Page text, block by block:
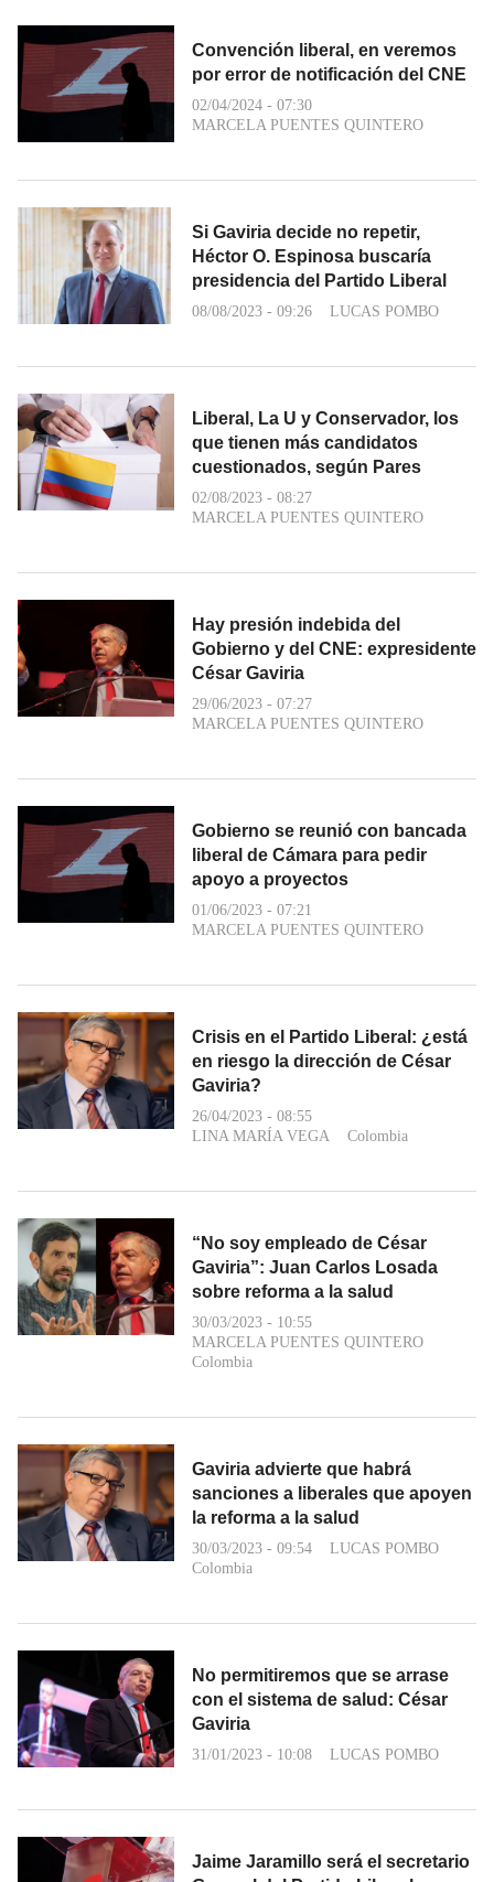
Convención liberal, en veremos
por error de notificación del CNE
02/04/2024 - 07:30
MARCELA PUENTES QUINTERO
Si Gaviria decide no repetir,
Héctor O. Espinosa buscaría
presidencia del Partido Liberal
08/08/2023 - 09:26 LUCAS POMBO
Liberal, La U y Conservador, los
que tienen más candidatos
cuestionados, según Pares
02/08/2023 - 08:27
MARCELA PUENTES QUINTERO
Hay presión indebida del
Gobierno y del CNE: expresidente
César Gaviria
29/06/2023 - 07:27
MARCELA PUENTES QUINTERO
Gobierno se reunió con bancada
liberal de Cámara para pedir
apoyo a proyectos
01/06/2023 - 07:21
MARCELA PUENTES QUINTERO
Crisis en el Partido Liberal: ¿está
en riesgo la dirección de César
Gaviria?
26/04/2023 - 08:55
LINA MARÍA VEGA
Colombia
“No soy empleado de César
Gaviria”: Juan Carlos Losada
sobre reforma a la salud
30/03/2023 - 10:55
MARCELA PUENTES QUINTERO
Colombia
Gaviria advierte que habrá
sanciones a liberales que apoyen
la reforma a la salud
30/03/2023 - 09:54
LUCAS POMBO
Colombia
No permitiremos que se arrase
con el sistema de salud: César
Gaviria
31/01/2023 - 10:08 LUCAS POMBO
Jaime Jaramillo será el secretario